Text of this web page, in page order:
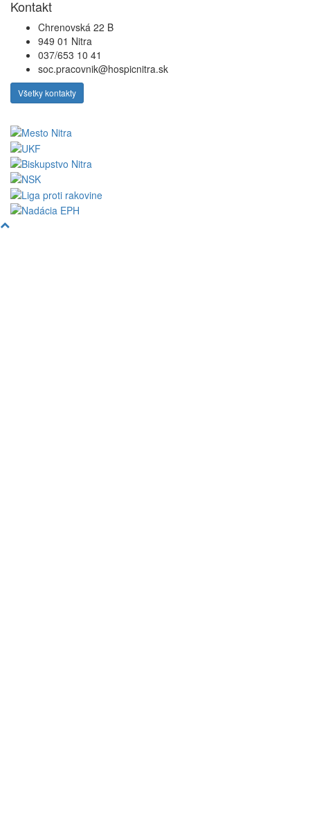
Kontakt
Chrenovská 22 B
949 01 Nitra
037/653 10 41
soc.pracovnik@hospicnitra.sk
Všetky kontakty